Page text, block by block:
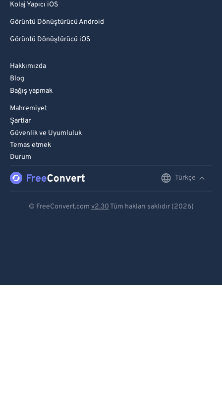
Kolaj Yapıcı iOS
Görüntü Dönüştürücü Android
Görüntü Dönüştürücü iOS
Hakkımızda
Blog
Bağış yapmak
Mahremiyet
Şartlar
Güvenlik ve Uyumluluk
Temas etmek
Durum
Türkçe
© FreeConvert.com v2.30 Tüm hakları saklıdır (2026)